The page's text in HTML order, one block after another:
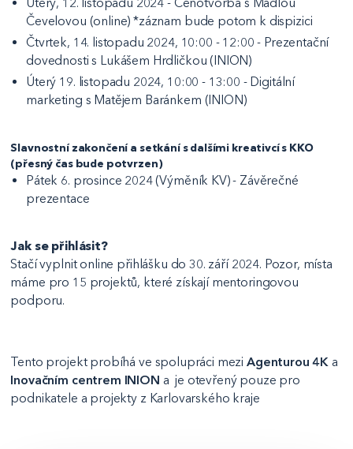
Čevelovou (online) *záznam bude potom k dispizici
Čtvrtek, 14. listopadu 2024, 10:00 - 12:00 - Prezentační
dovednosti s Lukášem Hrdličkou (INION)
Úterý 19. listopadu 2024, 10:00 - 13:00 - Digitální
marketing s Matějem Baránkem (INION)
Slavnostní zakončení a setkání s dalšími kreativcí s KKO
(přesný čas bude potvrzen)
Pátek 6. prosince 2024 (Výměník KV) - Závěrečné
prezentace
Jak se přihlásit?
Stačí vyplnit online přihlášku do 30. září 2024. Pozor, místa
máme pro 15 projektů, které získají mentoringovou
podporu.
Tento projekt probíhá ve spolupráci mezi Agenturou 4K a
Inovačním centrem INION a je otevřený pouze pro
podnikatele a projekty z Karlovarského kraje